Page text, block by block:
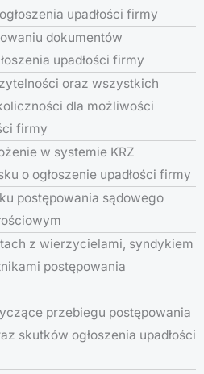
upadłości firmy
dokumentów
upadłości firmy
oraz wszystkich
dla możliwości
firmy
w systemie KRZ
o ogłoszenie upadłości firmy
postępowania sądowego
z wierzycielami, syndykiem
postępowania
przebiegu postępowania
skutków ogłoszenia upadłości